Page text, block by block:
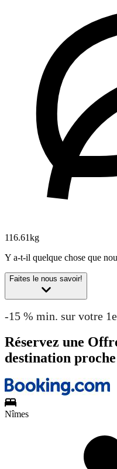
116.61kg
Y a-t-il quelque chose que
Faites le nous savoir!
-15 % min. sur votre
Réservez une
destination
Nîmes